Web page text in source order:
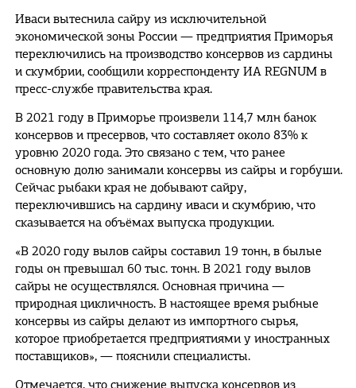
Иваси вытеснила сайру из исключительной
экономической зоны России — предприятия Приморья
переключились на производство консервов из сардины
и скумбрии, сообщили корреспонденту ИА REGNUM в
пресс-службе правительства края.
В 2021 году в Приморье произвели 114,7 млн банок
консервов и пресервов, что составляет около 83% к
уровню 2020 года. Это связано с тем, что ранее
основную долю занимали консервы из сайры и горбуши.
Сейчас рыбаки края не добывают сайру,
переключившись на сардину иваси и скумбрию, что
сказывается на объёмах выпуска продукции.
«В 2020 году вылов сайры составил 19 тонн, в былые
годы он превышал 60 тыс. тонн. В 2021 году вылов
сайры не осуществлялся. Основная причина —
природная цикличность. В настоящее время рыбные
консервы из сайры делают из импортного сырья,
которое приобретается предприятиями у иностранных
поставщиков», — пояснили специалисты.